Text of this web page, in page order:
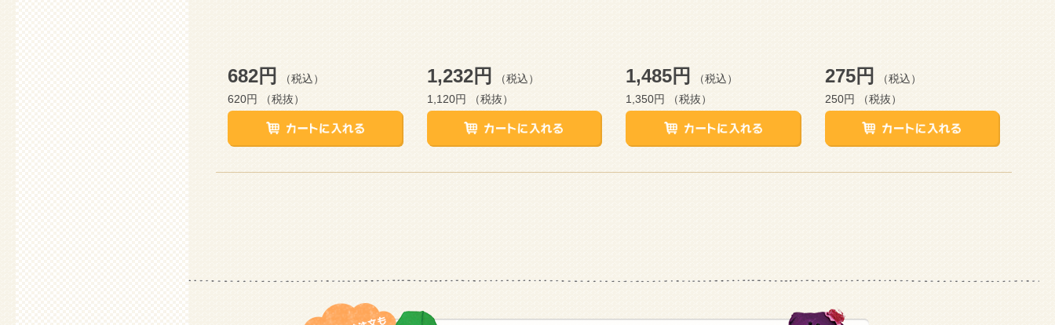
682円
（税込）
620円
（税抜）
1,232円
（税込）
1,120円
（税抜）
1,485円
（税込）
1,350円
（税抜）
275円
（税込）
250円
（税抜）